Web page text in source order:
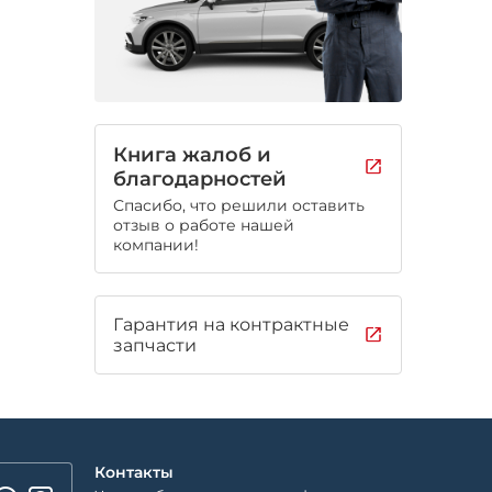
Книга жалоб и
благодарностей
Спасибо, что решили оставить
отзыв о работе нашей
компании!
Гарантия на контрактные
запчасти
Контакты